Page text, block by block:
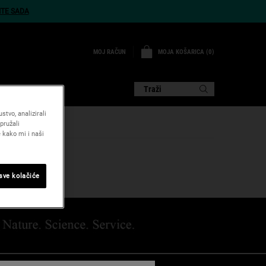
SADA
MOJ RAČUN MOJA KOŠARICA 0
0 PROIZVOD
O NAMA Traži
analizirali
kako mi i naši
kolačiće